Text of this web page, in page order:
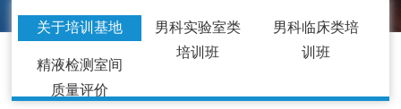
关于培训基地
男科实验室类
培训班
男科临床类培
训班
精液检测室间
质量评价